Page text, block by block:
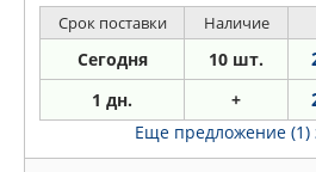
Срок поставки Наличие
Сегодня 10 шт.
1 дн. +
Еще предложение (1)